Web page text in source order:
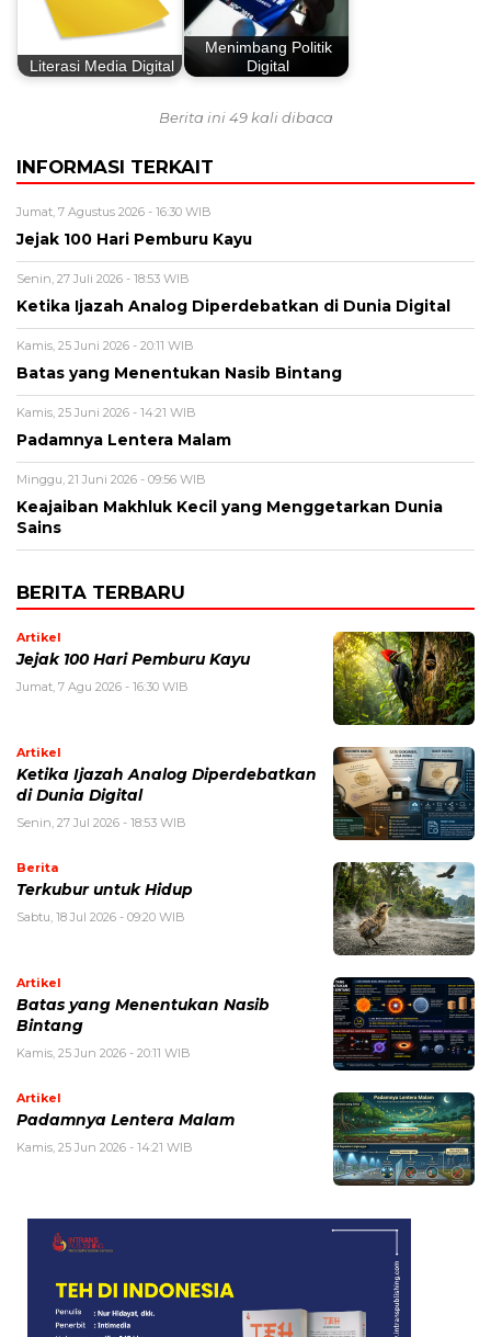
Literasi Media Digital
Menimbang Politik
Digital
Berita ini 49 kali dibaca
INFORMASI TERKAIT
Jumat, 7 Agustus 2026 - 16:30 WIB
Jejak 100 Hari Pemburu Kayu
Senin, 27 Juli 2026 - 18:53 WIB
Ketika Ijazah Analog Diperdebatkan di Dunia Digital
Kamis, 25 Juni 2026 - 20:11 WIB
Batas yang Menentukan Nasib Bintang
Kamis, 25 Juni 2026 - 14:21 WIB
Padamnya Lentera Malam
Minggu, 21 Juni 2026 - 09:56 WIB
Keajaiban Makhluk Kecil yang Menggetarkan Dunia
Sains
BERITA TERBARU
Artikel
Jejak 100 Hari Pemburu Kayu
Jumat, 7 Agu 2026 - 16:30 WIB
Artikel
Ketika Ijazah Analog Diperdebatkan
di Dunia Digital
Senin, 27 Jul 2026 - 18:53 WIB
Berita
Terkubur untuk Hidup
Sabtu, 18 Jul 2026 - 09:20 WIB
Artikel
Batas yang Menentukan Nasib
Bintang
Kamis, 25 Jun 2026 - 20:11 WIB
Artikel
Padamnya Lentera Malam
Kamis, 25 Jun 2026 - 14:21 WIB